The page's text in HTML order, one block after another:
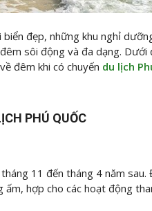
đẹp, những khu nghỉ
sôi động và đa dạng.
đêm khi có chuyến du lịch
PHÚ QUỐC
11 đến tháng 4 năm sau.
hợp cho các hoạt động